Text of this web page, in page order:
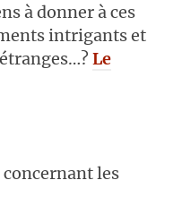
à donner à ces
intrigants et
Le
les